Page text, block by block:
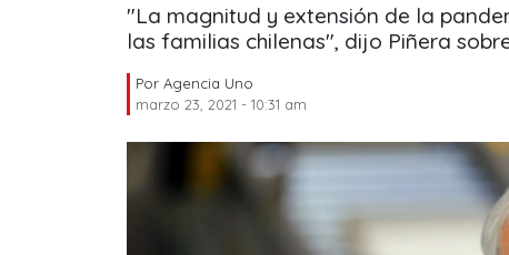
"La magnitud y extensión de la
las familias chilenas", dijo Piñera
Por Agencia Uno
marzo 23, 2021 - 10:31 am